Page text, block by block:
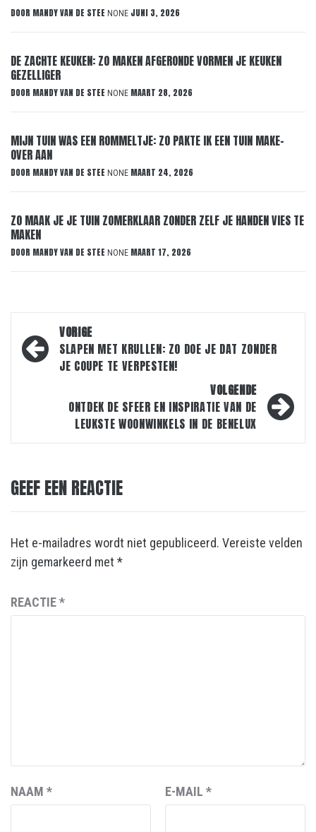
DOOR MANDY VAN DE STEE NONE JUNI 3, 2026
DE ZACHTE KEUKEN: ZO MAKEN AFGERONDE VORMEN JE KEUKEN
GEZELLIGER
DOOR MANDY VAN DE STEE NONE MAART 28, 2026
MIJN TUIN WAS EEN ROMMELTJE: ZO PAKTE IK EEN TUIN MAKE-
OVER AAN
DOOR MANDY VAN DE STEE NONE MAART 24, 2026
ZO MAAK JE JE TUIN ZOMERKLAAR ZONDER ZELF JE HANDEN VIES TE
MAKEN
DOOR MANDY VAN DE STEE NONE MAART 17, 2026
Bericht
navigatie
VORIGE
SLAPEN MET KRULLEN: ZO DOE JE DAT ZONDER
JE COUPE TE VERPESTEN!
VOLGENDE
ONTDEK DE SFEER EN INSPIRATIE VAN DE
LEUKSTE WOONWINKELS IN DE BENELUX
GEEF EEN REACTIE
Het e-mailadres wordt niet gepubliceerd. Vereiste velden
zijn gemarkeerd met *
REACTIE*
NAAM * E-MAIL *